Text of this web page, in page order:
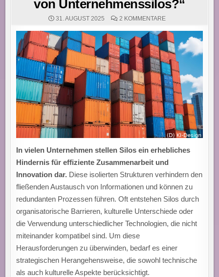
von Unternehmenssilos?“
31. AUGUST 2025 2 KOMMENTAREZU
TECHNOLOGIEN:
DER
SCHLÜSSEL
ZUM
DURCHBRECHEN
VON
In vielen Unternehmen stellen Silos ein erhebliches
Hindernis für effiziente Zusammenarbeit und
Innovation dar. Diese isolierten Strukturen verhindern den
fließenden Austausch von Informationen und können zu
redundanten Prozessen führen. Oft entstehen Silos durch
organisatorische Barrieren, kulturelle Unterschiede oder
die Verwendung unterschiedlicher Technologien, die nicht
miteinander kompatibel sind. Um diese
Herausforderungen zu überwinden, bedarf es einer
strategischen Herangehensweise, die sowohl technische
als auch kulturelle Aspekte berücksichtigt.